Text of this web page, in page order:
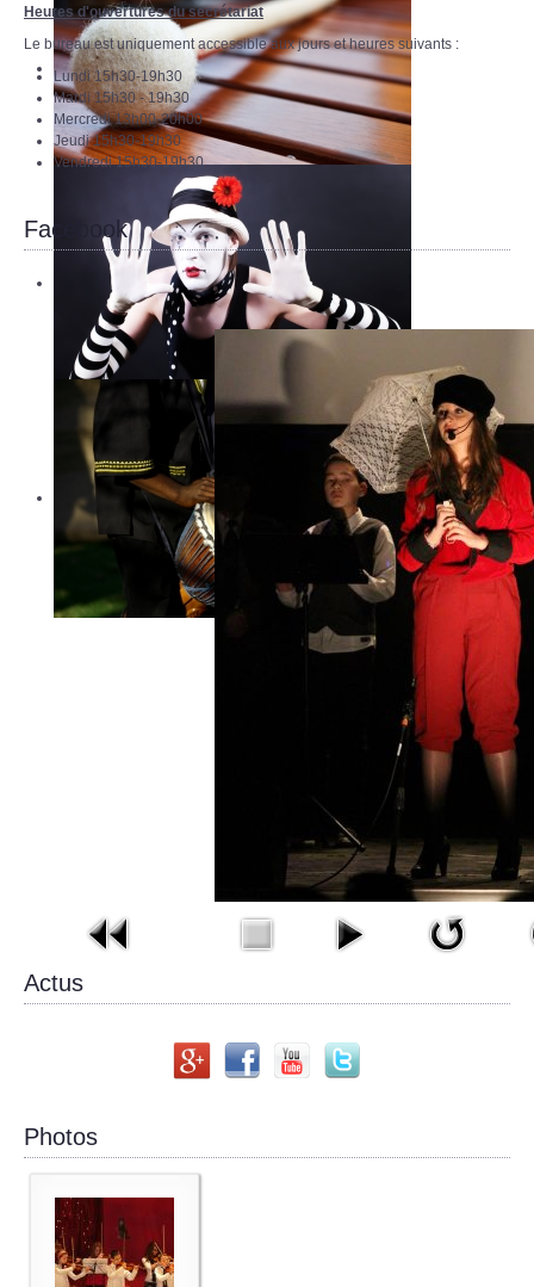
Heures d'ouvertures du secrétariat
Le bureau est uniquement accessible aux jours et heures suivants :
Lundi 15h30-19h30
Mardi 15h30 - 19h30
Mercredi 13h00-20h00
Jeudi 15h30-19h30
Vendredi 15h30-19h30
Facebook
Actus
Photos